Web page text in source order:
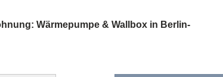
Wärmepumpe & Wallbox in Berlin-